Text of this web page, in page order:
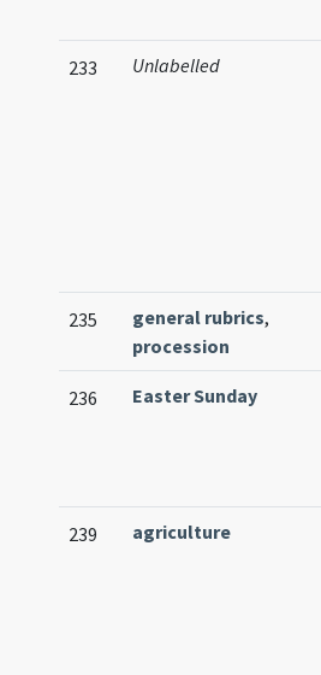
233 Unlabelled
235 general rubrics,
procession
236 Easter Sunday
239 agriculture